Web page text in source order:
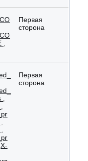
Первая
сторона
,X-
Первая
сторона